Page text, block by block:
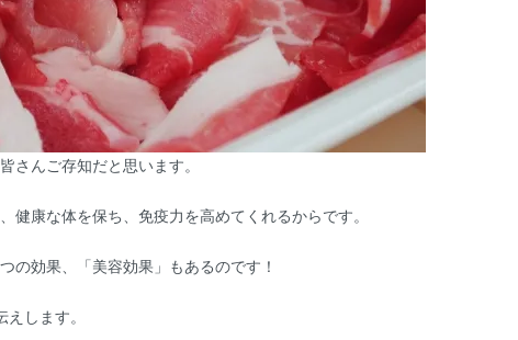
さんご存知だと思います。
康な体を保ち、免疫力を高めてくれるからです。
の効果、「美容効果」もあるのです！
します。